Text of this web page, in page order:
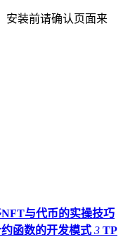
安装前请确认页面来
与代币的实操技巧
函数的开发模式 3 TP